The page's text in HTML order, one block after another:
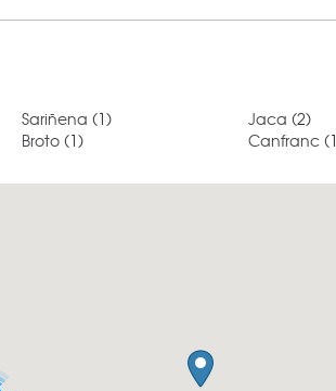
Sariñena (1) Jaca (2)
Broto (1) Canfranc